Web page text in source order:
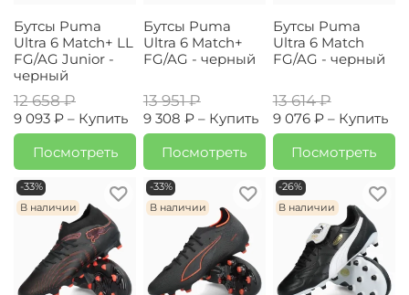
Бутсы Puma
Ultra 6 Match+ LL
FG/AG Junior -
черный
12 658 ₽
9 093 ₽ – Купить
Посмотреть
Бутсы Puma
Ultra 6 Match+
FG/AG - черный
13 951 ₽
9 308 ₽ – Купить
Посмотреть
Бутсы Puma
Ultra 6 Match
FG/AG - черный
13 614 ₽
9 076 ₽ – Купить
Посмотреть
-33%
В наличии
-33%
В наличии
-26%
В наличии